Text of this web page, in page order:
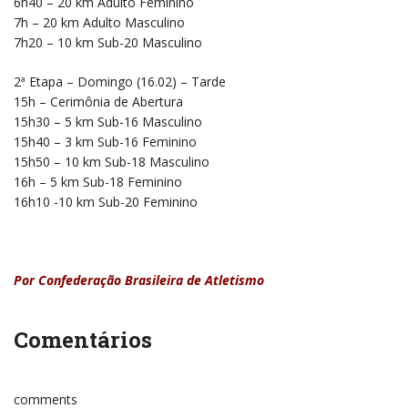
7h – 20 km Adulto Masculino
7h20 – 10 km Sub-20 Masculino
2ª Etapa – Domingo (16.02) – Tarde
15h – Cerimônia de Abertura
15h30 – 5 km Sub-16 Masculino
15h40 – 3 km Sub-16 Feminino
15h50 – 10 km Sub-18 Masculino
16h – 5 km Sub-18 Feminino
16h10 -10 km Sub-20 Feminino
Por Confederação Brasileira de Atletismo
Comentários
comments